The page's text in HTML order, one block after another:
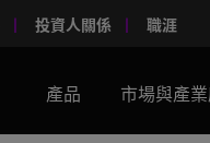
投資人關係 職涯
產品 市場與產